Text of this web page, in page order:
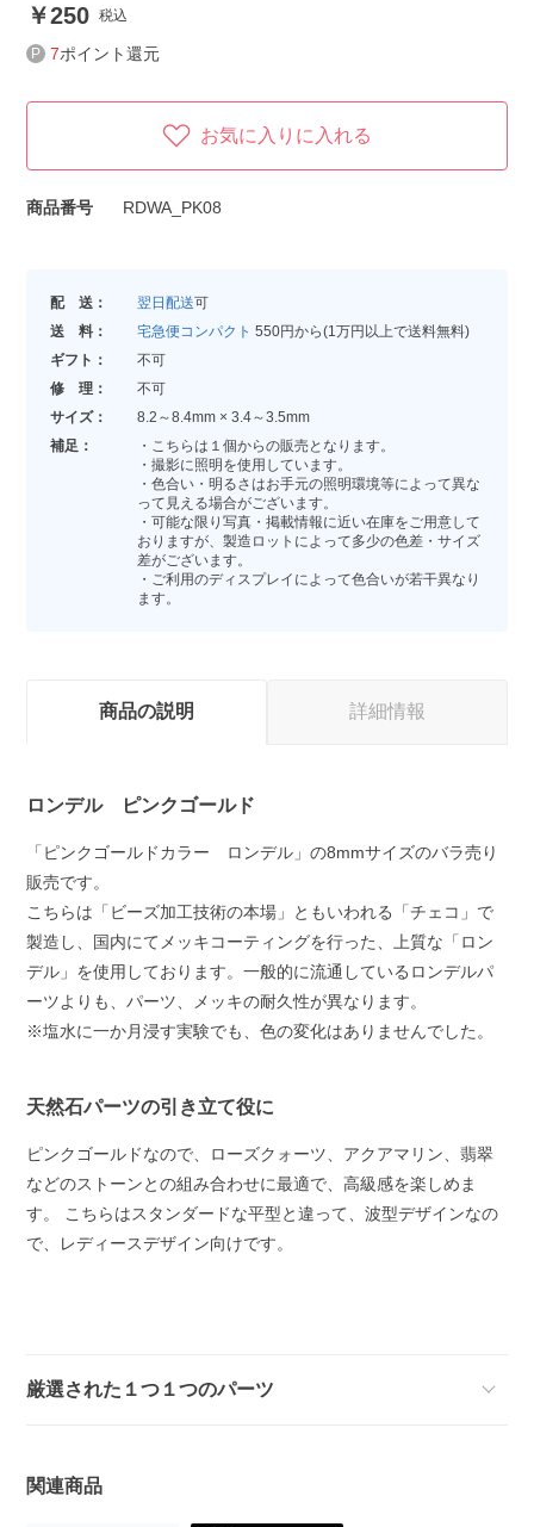
250 税込
7ポイント還元
お気に入りに入れる
商品番号 RDWA_PK08
配 送： 翌日配送可
送 料：
宅急便コンパクト 550円から(1万円以上で送料無料)
ギフト：
不可
修 理：
不可
サイズ：
8.2～8.4mm × 3.4～3.5mm
補足：
・こちらは１個からの販売となります。
・撮影に照明を使用しています。
・色合い・明るさはお手元の照明環境等によって異な
って見える場合がございます。
・可能な限り写真・掲載情報に近い在庫をご用意して
おりますが、製造ロットによって多少の色差・サイズ
差がございます。
・ご利用のディスプレイによって色合いが若干異なり
ます。
商品の説明 詳細情報
ロンデル ピンクゴールド
「ピンクゴールドカラー ロンデル」の8mmサイズのバラ売り
販売です。
こちらは「ビーズ加工技術の本場」ともいわれる「チェコ」で
製造し、国内にてメッキコーティングを行った、上質な「ロン
デル」を使用しております。一般的に流通しているロンデルパ
ーツよりも、パーツ、メッキの耐久性が異なります。
※塩水に一か月浸す実験でも、色の変化はありませんでした。
天然石パーツの引き立て役に
ピンクゴールドなので、ローズクォーツ、アクアマリン、翡翠
などのストーンとの組み合わせに最適で、高級感を楽しめま
す。 こちらはスタンダードな平型と違って、波型デザインなの
で、レディースデザイン向けです。
厳選された１つ１つのパーツ
関連商品